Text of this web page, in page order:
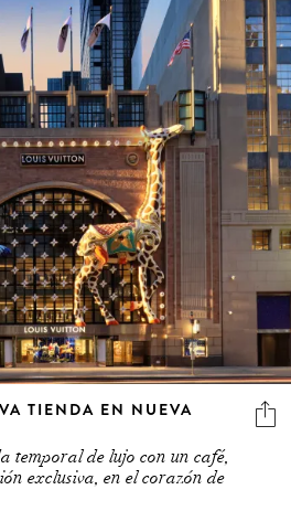
TIENDA EN NUEVA
temporal de lujo con un café,
exclusiva, en el corazón de